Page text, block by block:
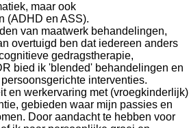
maar ook
(ADHD en ASS).
van maatwerk behandelingen,
overtuigd ben dat iedereen anders
gedragstherapie,
bied ik 'blended' behandelingen en
interventies.
en werkervaring met (vroegkinderlijk)
gebieden waar mijn passies en
Door aandacht te hebben voor